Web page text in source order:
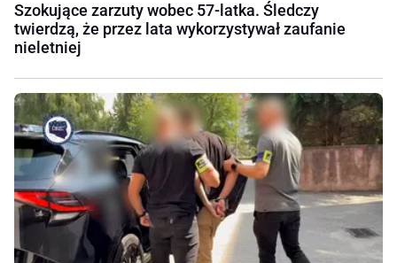
Szokujące zarzuty wobec 57-latka. Śledczy
twierdzą, że przez lata wykorzystywał zaufanie
nieletniej